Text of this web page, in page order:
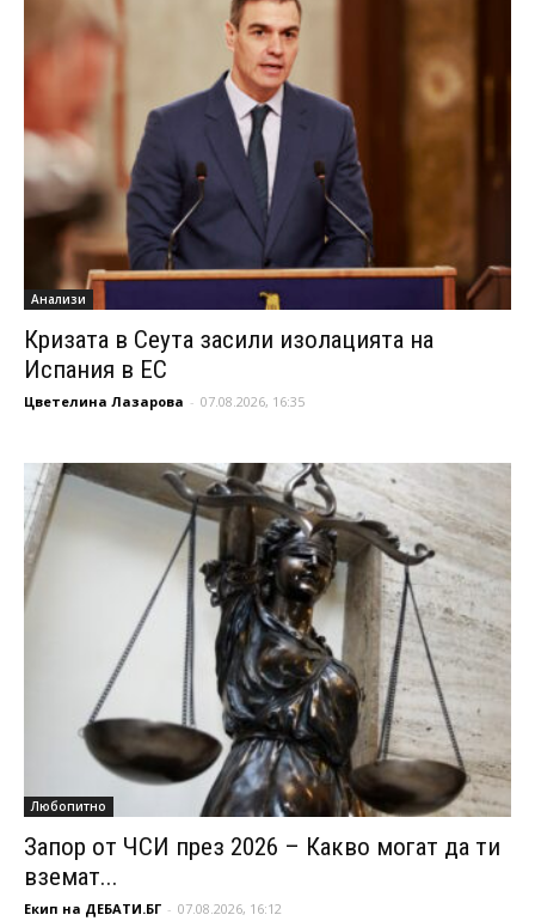
Анализи
Кризата в Сеута засили изолацията на
Испания в ЕС
Цветелина Лазарова - 07.08.2026, 16:35
Любопитно
Запор от ЧСИ през 2026 – Какво могат да ти
вземат...
Екип на ДЕБАТИ.БГ - 07.08.2026, 16:12